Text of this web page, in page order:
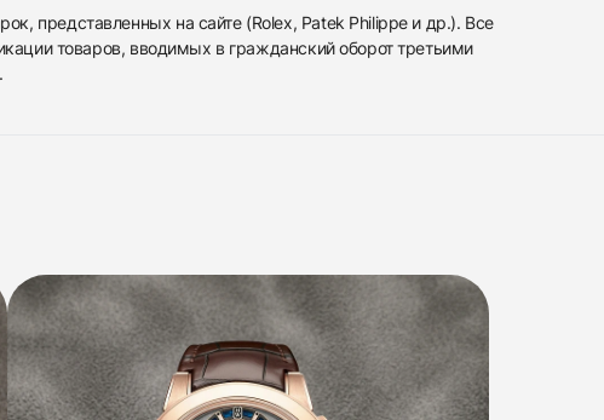
представленных на сайте (Rolex, Patek Philippe и др.). Все
товаров, вводимых в гражданский оборот третьими